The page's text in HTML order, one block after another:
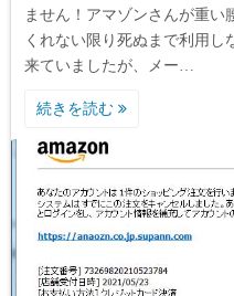
ません！アマゾンさんが重い
くれない限り死ぬまで利用
来ていましたが、メー…
続きを読む